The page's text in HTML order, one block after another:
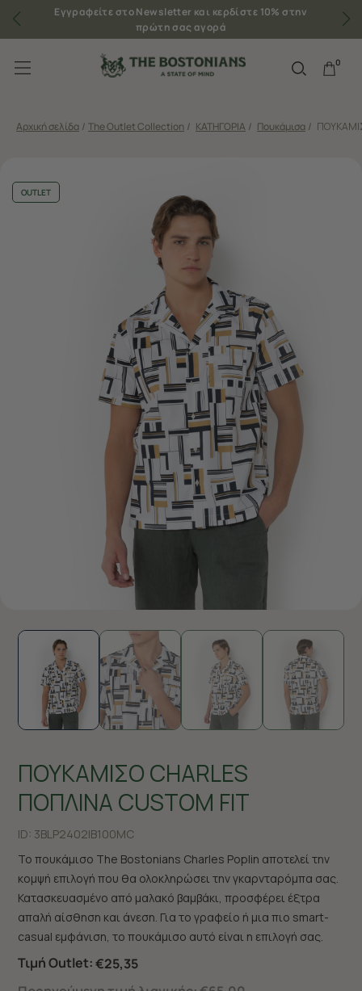
Εγγραφείτε στο Newsletter και κερδίστε 10% στην
πρώτη σας αγορά
0
Αρχική σελίδα / The Outlet Collection / ΚΑΤΗΓΟΡΙΑ / Πουκάμισα /
OUTLET
ΠΟΥΚΑΜΙΣΟ CHARLES
ΠΟΠΛΙΝΑ CUSTOM FIT
ID: 3BLP2402|B100MC
Το πουκάμισο The Bostonians Charles Poplin αποτελεί την
κομψή επιλογή που θα ολοκληρώσει την γκαρνταρόμπα σας.
Κατασκευασμένο από μαλακό βαμβάκι, προσφέρει έξτρα
απαλή αίσθηση και άνεση. Για το γραφείο ή μια πιο smart-
casual εμφάνιση, το πουκάμισο αυτό είναι η επιλογή σας.
Τιμή Outlet:€25,35